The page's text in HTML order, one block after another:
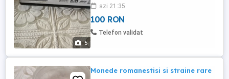
5
azi 21:35
100 RON
Telefon validat
Monede romanestisi si straine rare